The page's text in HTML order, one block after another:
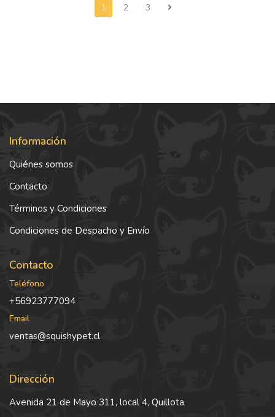
1 2 3
Información
Quiénes somos
Contacto
Términos y Condiciones
Condiciones de Despacho y Envío
Contacto
Teléfono
+56923777094
Email
ventas@squishypet.cl
Dirección
Avenida 21 de Mayo 311, local 4, Quillota